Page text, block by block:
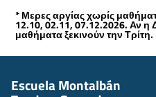
* Μερες αργίας χωρίς
12.10, 02.11, 07.12.2026. Αν η
μαθήματα ξεκινούν την Τρίτη.
Escuela Montalbán